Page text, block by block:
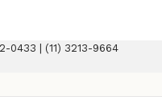
0433 | (11) 3213-9664